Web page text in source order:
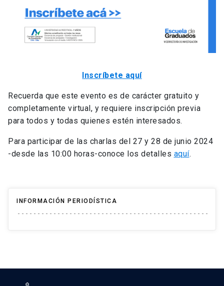
Inscríbete aquí
Recuerda que este evento es de carácter gratuito y
completamente virtual, y requiere inscripción previa
para todos y todas quienes estén interesados.
Para participar de las charlas del 27 y 28 de junio 2024
-desde las 10:00 horas-conoce los detalles aquí.
INFORMACIÓN PERIODÍSTICA